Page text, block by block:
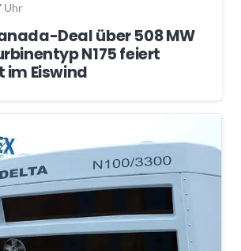
Uhr
Deal über 508 MW
N175 feiert
Eiswind